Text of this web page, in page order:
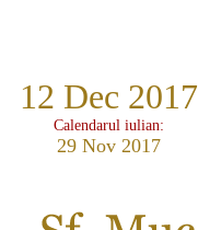
12 Dec 2017
Calendarul iulian:
29 Nov 2017